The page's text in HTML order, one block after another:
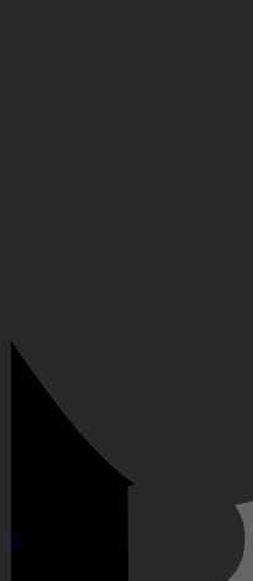
de eerste in zijn soort.
allemaal in haar